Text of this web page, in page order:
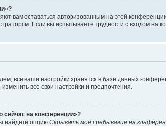
вам оставаться авторизованным на этой
Если вы испытываете трудности с входом
все ваши настройки хранятся в базе данных
все свои настройки и предпочтения.
сейчас на конференции»?
найдёте опцию Скрывать моё пребывание на